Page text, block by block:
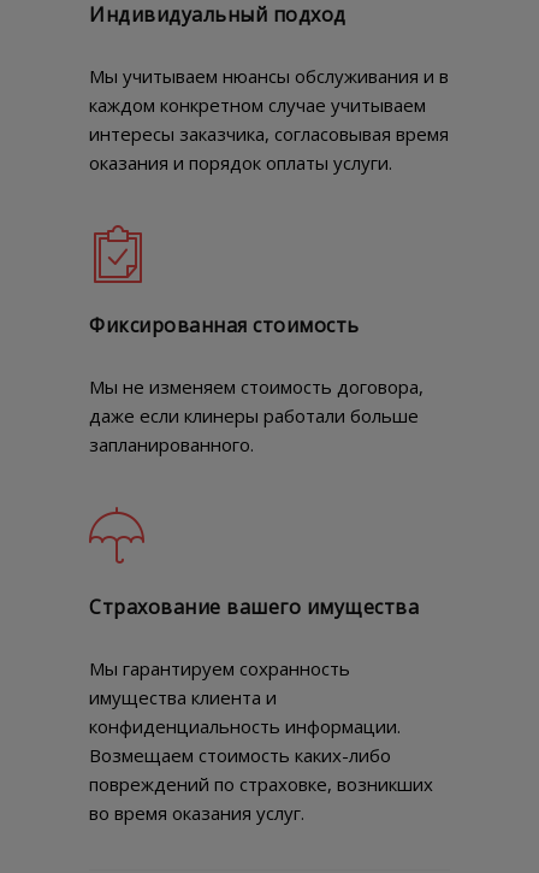
Индивидуальный подход
Мы учитываем нюансы обслуживания и в
каждом конкретном случае учитываем
интересы заказчика, согласовывая время
оказания и порядок оплаты услуги.
Фиксированная стоимость
Мы не изменяем стоимость договора,
даже если клинеры работали больше
запланированного.
Страхование вашего имущества
Мы гарантируем сохранность
имущества клиента и
конфиденциальность информации.
Возмещаем стоимость каких-либо
повреждений по страховке, возникших
во время оказания услуг.